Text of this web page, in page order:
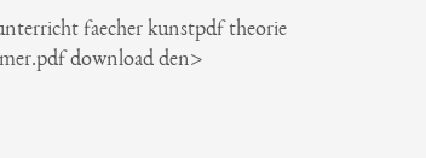
faecher kunstpdf theorie
download den>